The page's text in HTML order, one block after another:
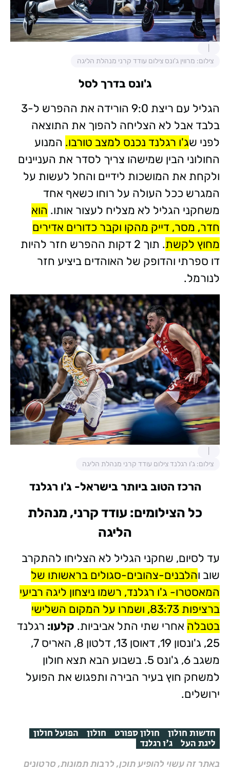
צילום: מרווין ג'ונס צילום עודד קרני מנהלת הליגה
ג'ונס בדרך לסל
הגליל עם ריצת 9:0 הורידה את ההפרש ל-3
בלבד אבל לא הצליחה להפוך את התוצאה
לפני שג'ו רגלנד נכנס למצב טורבו. המנוע
החולוני הבין שמישהו צריך לסדר את העניינים
ולקחת את המושכות לידיים והחל לעשות על
המגרש ככל העולה על רוחו כשאף אחד
משחקני הגליל לא מצליח לעצור אותו. הוא
חדר, מסר, דייק מהקו וקבר כדורים אדירים
מחוץ לקשת
. תוך 2 דקות ההפרש חזר להיות
דו ספרתי והדופק של האוהדים ביציע חזר
לנורמל.
צילום: ג'ו רגלנד צילום עודד קרני מנהלת הליגה
הרכז הטוב ביותר בישראל- ג'ו רגלנד
כל הצילומים: עודד קרני, מנהלת
הליגה
עד לסיום, שחקני הגליל לא הצליחו להתקרב
שוב והלבנים-צהובים-סגולים בראשותו של
המאסטרו- ג'ו רגלנד, רשמו ניצחון ליגה רביעי
ברציפות 83:73, ושמרו על המקום השלישי
בטבלה אחרי שתי התל אביביות. קלעו: רגלנד
25, ג'ונסון 19, דאוסן 13, דלטון 8, האריס 7,
משגב 6, ג'ונס 5. בשבוע הבא תצא חולון
למשחק חוץ בעיר הבירה ותפגוש את הפועל
ירושלים.
חדשות חולון חולון ספורט חולון הפועל חולון
ליגת העל ג'ו רגלנד
באתר זה עשוי להופיע תוכן, לרבות תמונות, סרטונים